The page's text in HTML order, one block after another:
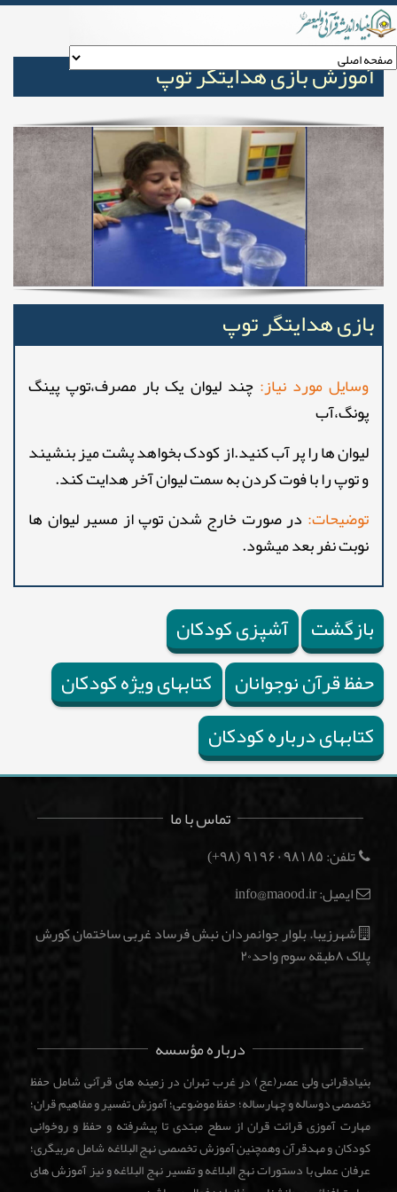
آموزش بازی هدایتگر توپ
بازی هدایتگر توپ
وسایل مورد نیاز: چند لیوان یک بار مصرف،توپ پینگ
پونگ،آب
لیوان ها را پر آب کنید.از کودک بخواهد پشت میز بنشیند
و توپ را با فوت کردن به سمت لیوان آخر هدایت کند.
توضیحات: در صورت خارج شدن توپ از مسیر لیوان ها
نوبت نفر بعد میشود.
بازگشت آشپزی کودکان
حفظ قرآن نوجوانان
کتابهای ویژه کودکان
کتابهای درباره کودکان
تماس با ما
تلفن: ۹۱۹۶۰۹۸۱۸۵ (۹۸+)
ایمیل: info@maood.ir
شهرزیبا. بلوار جوانمردان نبش فرساد غربی ساختمان کورش
پلاک ۸طبقه سوم واحد۲۰
درباره مؤسسه
بنیادقرانی ولی عصر(عج) در غرب تهران در زمینه های قرآنی شامل حفظ
تخصصی دوساله و چهارساله؛ حفظ موضوعی؛ آموزش تفسیر و مفاهیم قران؛
مهارت آموزی قرائت قران از سطح مبتدی تا پیشرفته و حفظ و روخوانی
کودکان و مهدقرآن وهمچنین آموزش تخصصی نهج البلاغه شامل مربیگری؛
عرفان عملی با دستورات نهج البلاغه و تفسیر نهج البلاغه و نیز آموزش های